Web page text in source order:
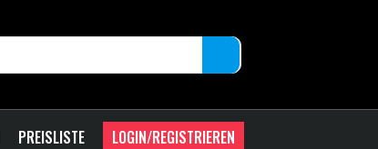
PREISLISTE LOGIN/REGISTRIEREN